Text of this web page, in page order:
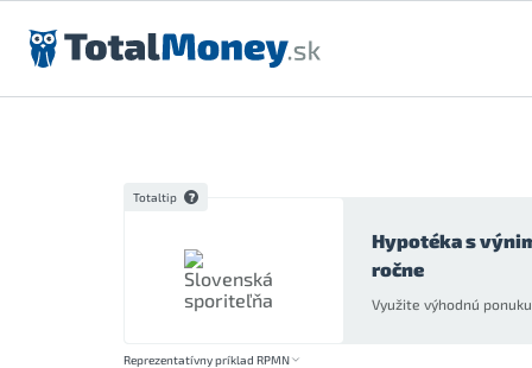
Preskočiť na obsah
Totaltip
Hypotéka s
ročne
Využite výhodnú
Reprezentatívny príklad RPMN